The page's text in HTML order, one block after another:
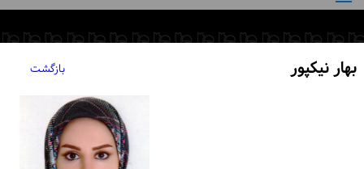
درباره انجمن
کمیته‌های انجمن
بهار نیکپور بازگشت